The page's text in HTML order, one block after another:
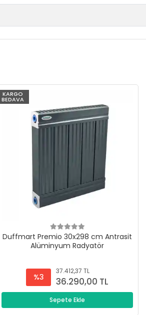
KARGO
BEDAVA
Duffmart Premio 30x298 cm Antrasit
Alüminyum Radyatör
%3
37.412,37 TL
36.290,00 TL
Sepete Ekle